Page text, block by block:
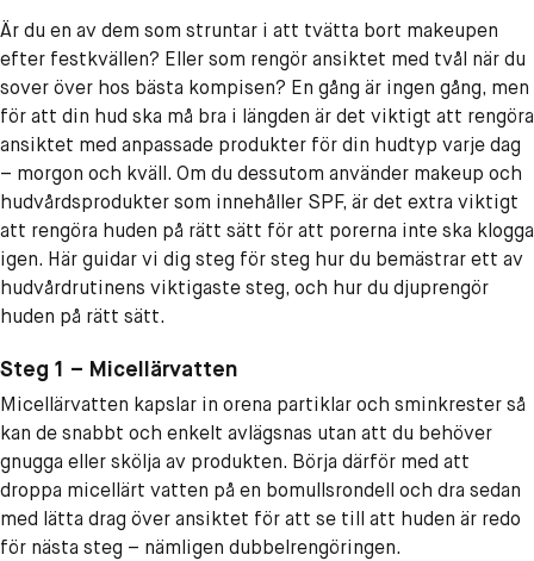
Är du en av dem som struntar i att tvätta bort makeupen
efter festkvällen? Eller som rengör ansiktet med tvål när du
sover över hos bästa kompisen? En gång är ingen gång, men
för att din hud ska må bra i längden är det viktigt att rengöra
ansiktet med anpassade produkter för din hudtyp varje dag
– morgon och kväll. Om du dessutom använder makeup och
hudvårdsprodukter som innehåller SPF, är det extra viktigt
att rengöra huden på rätt sätt för att porerna inte ska klogga
igen. Här guidar vi dig steg för steg hur du bemästrar ett av
hudvårdrutinens viktigaste steg, och hur du djuprengör
huden på rätt sätt.
Steg 1 – Micellärvatten
Micellärvatten kapslar in orena partiklar och sminkrester så
kan de snabbt och enkelt avlägsnas utan att du behöver
gnugga eller skölja av produkten. Börja därför med att
droppa micellärt vatten på en bomullsrondell och dra sedan
med lätta drag över ansiktet för att se till att huden är redo
för nästa steg – nämligen dubbelrengöringen.